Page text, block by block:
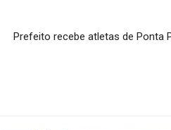
Prefeito recebe atletas de Ponta